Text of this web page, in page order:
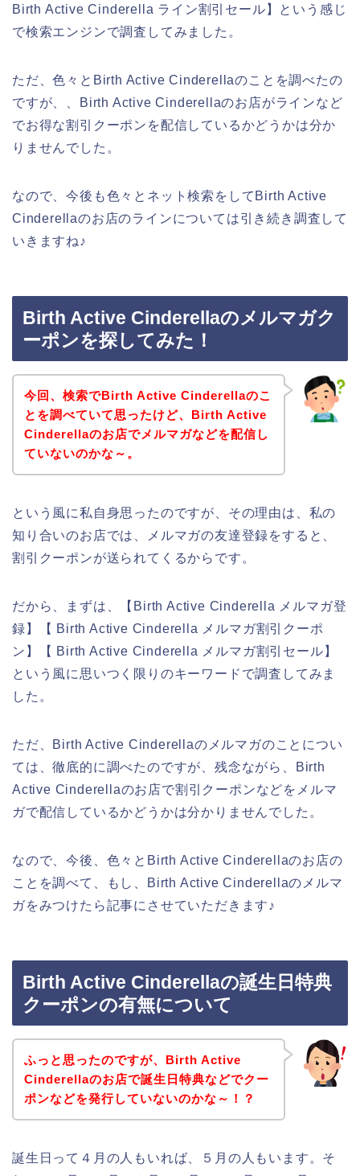
Birth Active Cinderella ライン割引セール】という感じ
で検索エンジンで調査してみました。
ただ、色々とBirth Active Cinderellaのことを調べたの
ですが、、Birth Active Cinderellaのお店がラインなど
でお得な割引クーポンを配信しているかどうかは分か
りませんでした。
なので、今後も色々とネット検索をしてBirth Active
Cinderellaのお店のラインについては引き続き調査して
いきますね♪
Birth Active Cinderellaのメルマガク
ーポンを探してみた！
今回、検索でBirth Active Cinderellaのこ
とを調べていて思ったけど、Birth Active
Cinderellaのお店でメルマガなどを配信し
ていないのかな～。
という風に私自身思ったのですが、その理由は、私の
知り合いのお店では、メルマガの友達登録をすると、
割引クーポンが送られてくるからです。
だから、まずは、【Birth Active Cinderella メルマガ登
録】【 Birth Active Cinderella メルマガ割引クーポ
ン】【 Birth Active Cinderella メルマガ割引セール】
という風に思いつく限りのキーワードで調査してみま
した。
ただ、Birth Active Cinderellaのメルマガのことについ
ては、徹底的に調べたのですが、残念ながら、Birth
Active Cinderellaのお店で割引クーポンなどをメルマ
ガで配信しているかどうかは分かりませんでした。
なので、今後、色々とBirth Active Cinderellaのお店の
ことを調べて、もし、Birth Active Cinderellaのメルマ
ガをみつけたら記事にさせていただきます♪
Birth Active Cinderellaの誕生日特典
クーポンの有無について
ふっと思ったのですが、Birth Active
Cinderellaのお店で誕生日特典などでクー
ポンなどを発行していないのかな～！？
誕生日って４月の人もいれば、５月の人もいます。そ